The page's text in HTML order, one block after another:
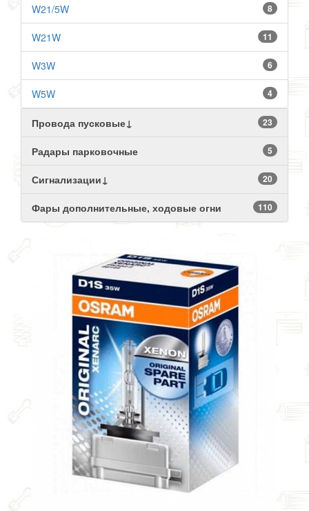
8
W21/5W
11
W21W
6
W3W
4
W5W
Провода пусковые↓ 23
Радары парковочные 5
Сигнализации↓ 20
Фары дополнительные, ходовые огни 110